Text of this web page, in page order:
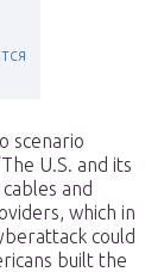
scenario
U.S. and its
and
which in
could
built the